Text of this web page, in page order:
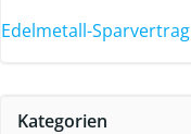
Edelmetall-Sparvertrag
Kategorien